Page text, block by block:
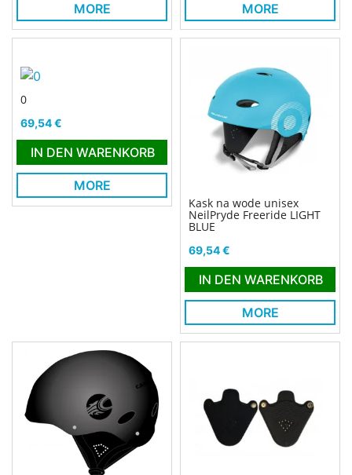
MORE MORE
0
Preis
69,54 €
IN DEN WARENKORB
MORE
Kask na wode unisex
NeilPryde Freeride LIGHT
BLUE
Preis
69,54 €
IN DEN WARENKORB
MORE